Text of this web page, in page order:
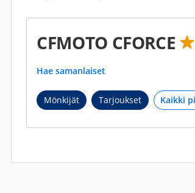
CFMOTO CFORCE
Hae samanlaiset
Mönkijät Tarjoukset